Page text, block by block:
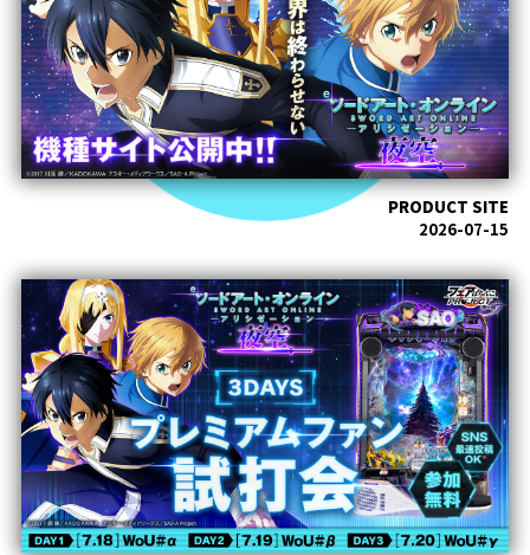
PRODUCT SITE
2026-07-15